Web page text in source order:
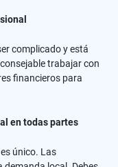
complicado y está
trabajar con
financieros para
en todas partes
único. Las